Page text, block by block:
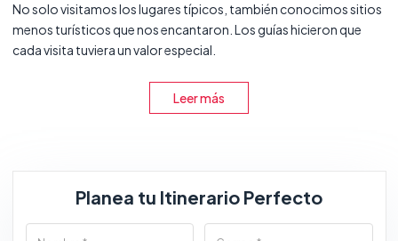
No solo visitamos los lugares típicos, también conocimos sitios
menos turísticos que nos encantaron. Los guías hicieron que
cada visita tuviera un valor especial.
Leer más
Planea tu Itinerario Perfecto